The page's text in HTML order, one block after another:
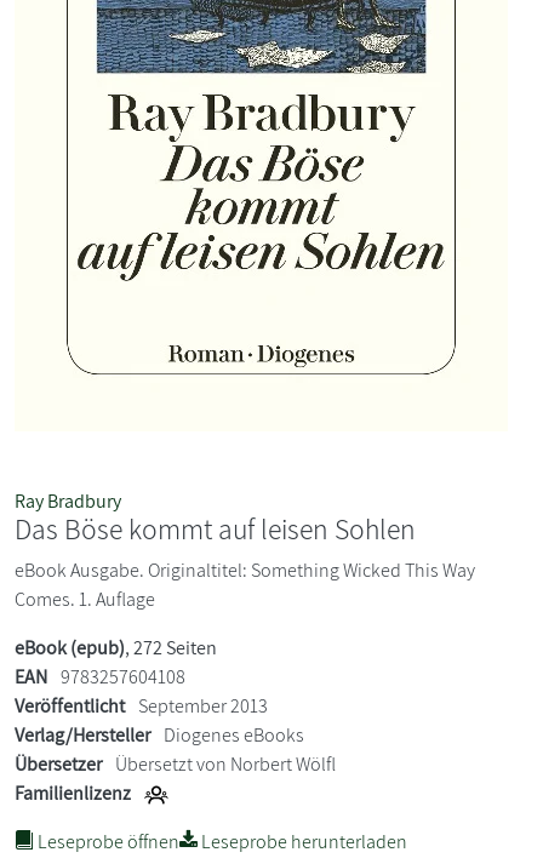
Ray Bradbury
Das Böse kommt auf leisen Sohlen
eBook Ausgabe. Originaltitel: Something Wicked This Way
Comes. 1. Auflage
eBook (epub), 272 Seiten
EAN 9783257604108
Veröffentlicht September 2013
Verlag/Hersteller Diogenes eBooks
Übersetzer Übersetzt von Norbert Wölfl
Familienlizenz
Leseprobe öffnen
Leseprobe herunterladen